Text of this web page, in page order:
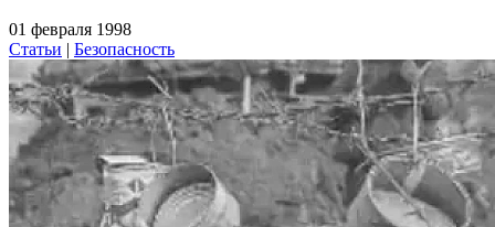
01 февраля 1998
Статьи | Безопасность